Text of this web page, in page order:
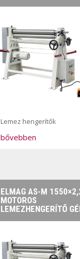
Lemez hengerítők
bővebben
ELMAG AS-M
MOTOROS
LEMEZHENGERÍTŐ